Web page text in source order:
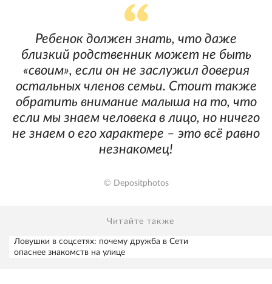
Ребенок должен знать, что даже
близкий родственник может не быть
«своим», если он не заслужил доверия
остальных членов семьи. Стоит также
обратить внимание малыша на то, что
если мы знаем человека в лицо, но ничего
не знаем о его характере – это всё равно
незнакомец!
© Depositphotos
Читайте также
Ловушки в соцсетях: почему дружба в Сети
опаснее знакомств на улице